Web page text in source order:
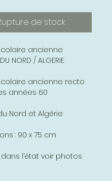
de stock
ancienne
NORD / ALGERIE
ancienne recto
années 60
Nord et Algérie
: 90 x 75 cm
l’état voir photos